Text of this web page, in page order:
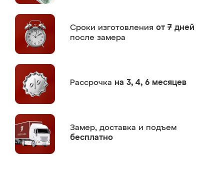
Сроки изготовления от 7 дней
после замера
Рассрочка на 3, 4, 6 месяцев
Замер, доставка и подъем
бесплатно